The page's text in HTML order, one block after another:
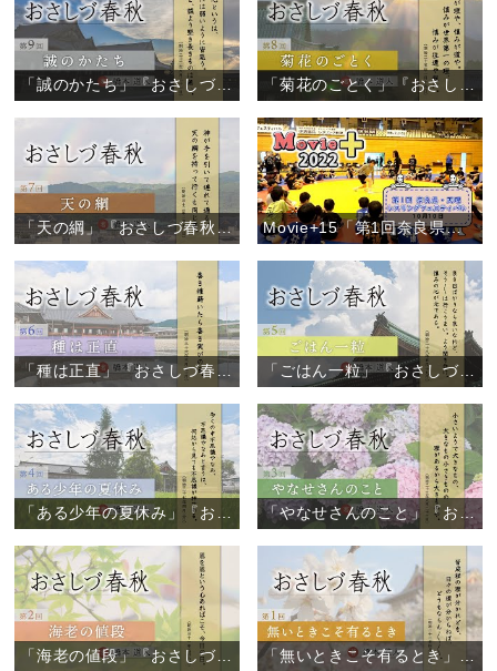
「誠のかたち」『おさしづ春秋』（9） 「菊花のごとく」『おさしづ春秋』（8）
「天の綱」『おさしづ春秋』（7） Movie+15「第1回奈良県・天理レスリングフェスティバル」
「ごはん一粒」『おさしづ春秋』（5）
「ある少年の夏休み」『おさしづ春秋』（4） 「やなせさんのこと」『おさしづ春秋』（3）
「海老の値段」『おさしづ春秋』（2） 「無いときこそ有るとき」『おさしづ春秋』（1）